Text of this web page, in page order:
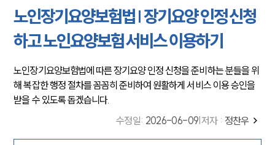
노인장기요양보험법 | 장기요양 인정 신청
하고 노인요양보험 서비스 이용하기
노인장기요양보험법에 따른 장기요양 인정 신청을 준비하는 분들을 위
해 복잡한 행정 절차를 꼼꼼히 준비하여 원활하게 서비스 이용 승인을
받을 수 있도록 돕겠습니다.
수정일: 2026-06-09 저자 : 정찬우